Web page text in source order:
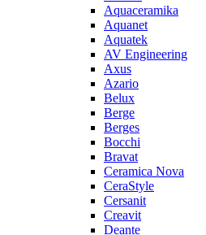
Aquaceramika
Aquanet
Aquatek
AV Engineering
Axus
Azario
Belux
Berge
Berges
Bocchi
Bravat
Ceramica Nova
CeraStyle
Cersanit
Creavit
Deante